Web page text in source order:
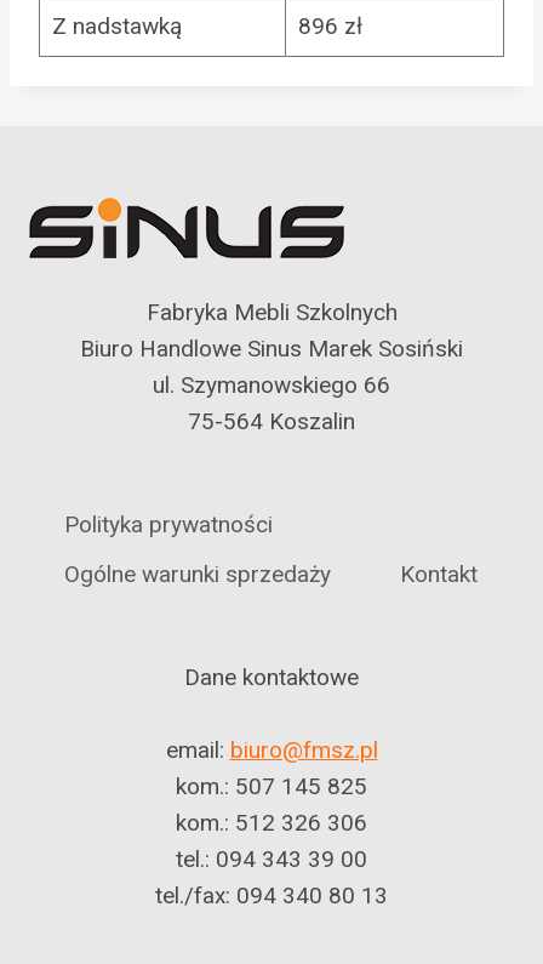
Z nadstawką 896 zł
Fabryka Mebli Szkolnych
Biuro Handlowe Sinus Marek Sosiński
ul. Szymanowskiego 66
75-564 Koszalin
Polityka prywatności
Ogólne warunki sprzedaży
Kontakt
Dane kontaktowe
email: biuro@fmsz.pl
kom.: 507 145 825
kom.: 512 326 306
tel.: 094 343 39 00
tel./fax: 094 340 80 13